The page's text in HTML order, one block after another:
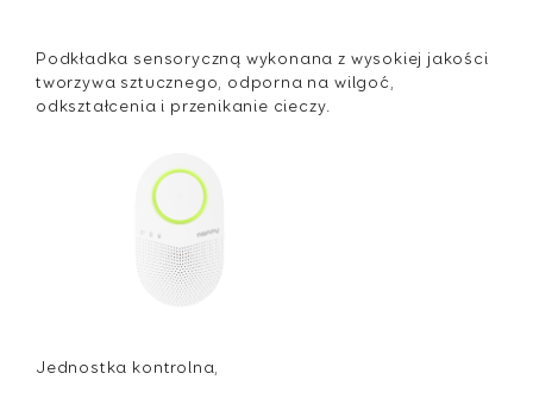
Podkładka sensoryczną wykonana z wysokiej jakości
tworzywa sztucznego, odporna na wilgoć,
odkształcenia i przenikanie cieczy.
Jednostka kontrolna,